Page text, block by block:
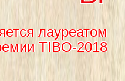
лауреатом
TIBO-2018